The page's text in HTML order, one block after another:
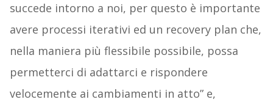
succede intorno a noi, per questo è importante
avere processi iterativi ed un recovery plan che,
nella maniera più flessibile possibile, possa
permetterci di adattarci e rispondere
velocemente ai cambiamenti in atto” e,